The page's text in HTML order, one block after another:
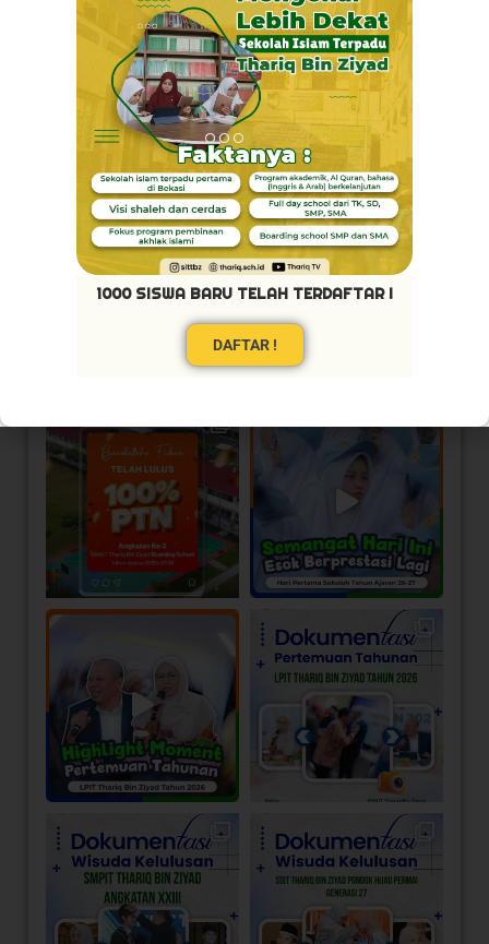
1000 SISWA BARU TELAH TERDAFTAR !
DAFTAR !